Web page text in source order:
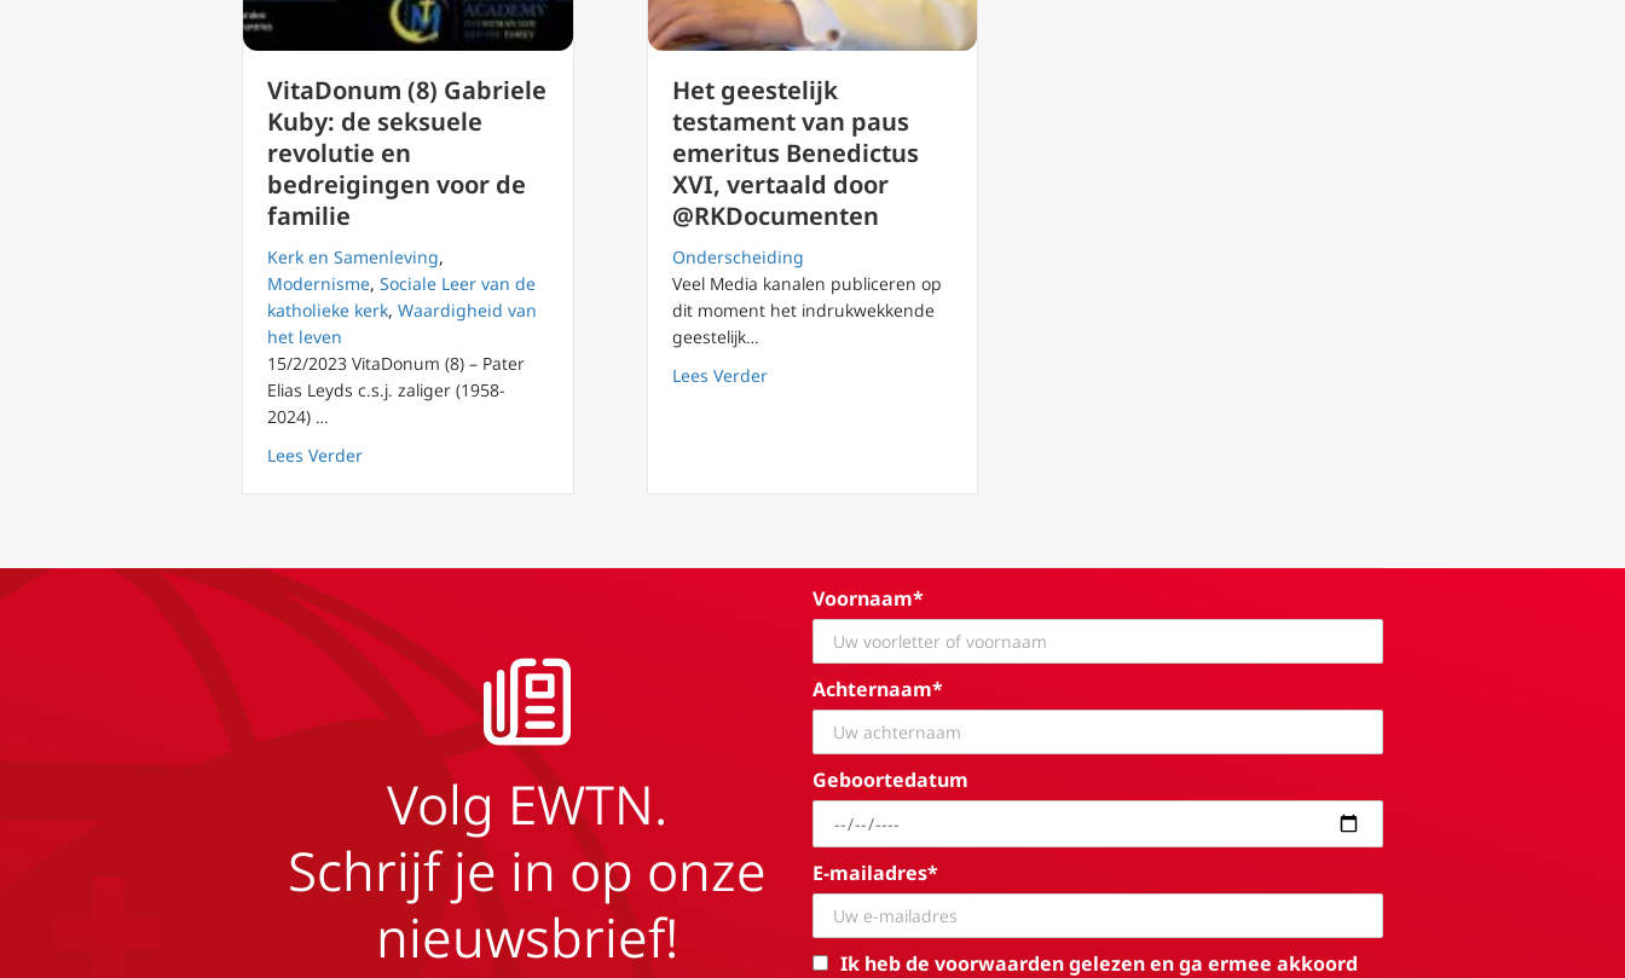
VitaDonum (8) Gabriele
Kuby: de seksuele
revolutie en
bedreigingen voor de
familie
Kerk en Samenleving,
Modernisme, Sociale Leer van de
katholieke kerk, Waardigheid van
het leven
15/2/2023 VitaDonum (8) – Pater
Elias Leyds c.s.j. zaliger (1958-
2024) …
Lees Verderabout VitaDonum (8) Gabriele Kuby: de seksuele revolutie en bedreigingen voor de familie
Het geestelijk
testament van paus
emeritus Benedictus
XVI, vertaald door
@RKDocumenten
Onderscheiding
Veel Media kanalen publiceren op
dit moment het indrukwekkende
geestelijk…
Lees Verderabout Het geestelijk testament van paus emeritus Benedictus XVI, vertaald door @RKDocumenten
Volg EWTN.
Schrijf je in op onze
nieuwsbrief!
Voornaam*
Achternaam*
Geboortedatum
E-mailadres*
Ik heb de voorwaarden gelezen en ga ermee akkoord